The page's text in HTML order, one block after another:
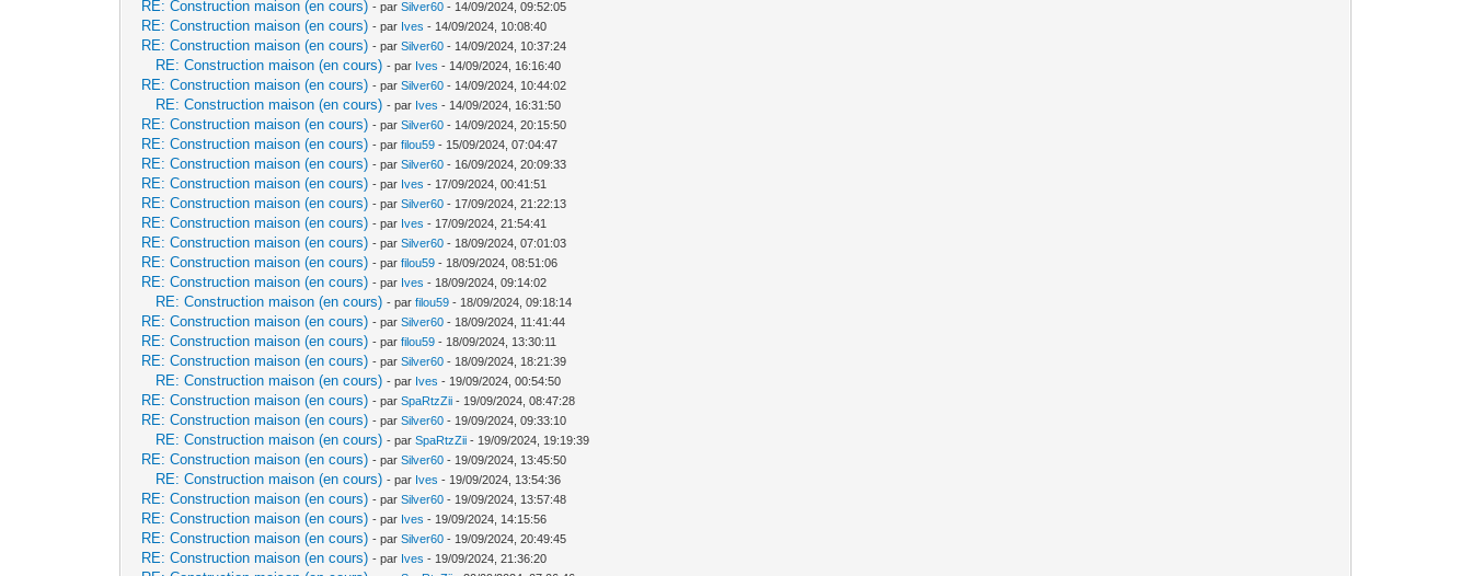
RE: Construction maison (en cours) - parSilver60 - 14/09/2024, 09:52:05
RE: Construction maison (en cours) - par Ives - 14/09/2024, 10:08:40
RE: Construction maison (en cours) - parSilver60 - 14/09/2024, 10:37:24
RE: Construction maison (en cours) - par Ives - 14/09/2024, 16:16:40
RE: Construction maison (en cours) - parSilver60 - 14/09/2024, 10:44:02
RE: Construction maison (en cours) - par Ives - 14/09/2024, 16:31:50
RE: Construction maison (en cours) - parSilver60 - 14/09/2024, 20:15:50
RE: Construction maison (en cours) - parfilou59 - 15/09/2024, 07:04:47
RE: Construction maison (en cours) - parSilver60 - 16/09/2024, 20:09:33
RE: Construction maison (en cours) - par Ives - 17/09/2024, 00:41:51
RE: Construction maison (en cours) - parSilver60 - 17/09/2024, 21:22:13
RE: Construction maison (en cours) - par Ives - 17/09/2024, 21:54:41
RE: Construction maison (en cours) - parSilver60 - 18/09/2024, 07:01:03
RE: Construction maison (en cours) - parfilou59 - 18/09/2024, 08:51:06
RE: Construction maison (en cours) - par Ives - 18/09/2024, 09:14:02
RE: Construction maison (en cours) - parfilou59 - 18/09/2024, 09:18:14
RE: Construction maison (en cours) - parSilver60 - 18/09/2024, 11:41:44
RE: Construction maison (en cours) - parfilou59 - 18/09/2024, 13:30:11
RE: Construction maison (en cours) - parSilver60 - 18/09/2024, 18:21:39
RE: Construction maison (en cours) - par Ives - 19/09/2024, 00:54:50
RE: Construction maison (en cours) - parSpaRtzZii - 19/09/2024, 08:47:28
RE: Construction maison (en cours) - parSilver60 - 19/09/2024, 09:33:10
RE: Construction maison (en cours) - parSpaRtzZii - 19/09/2024, 19:19:39
RE: Construction maison (en cours) - parSilver60 - 19/09/2024, 13:45:50
RE: Construction maison (en cours) - par Ives - 19/09/2024, 13:54:36
RE: Construction maison (en cours) - parSilver60 - 19/09/2024, 13:57:48
RE: Construction maison (en cours) - par Ives - 19/09/2024, 14:15:56
RE: Construction maison (en cours) - parSilver60 - 19/09/2024, 20:49:45
RE: Construction maison (en cours) - par Ives - 19/09/2024, 21:36:20